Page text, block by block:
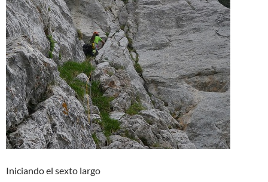
Iniciando el sexto largo